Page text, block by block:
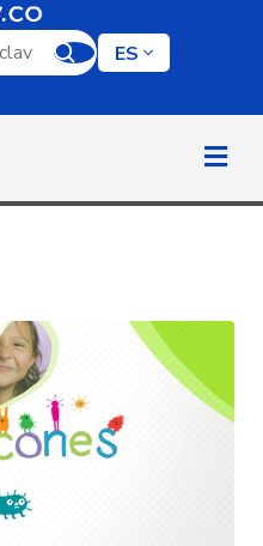
palabra clave
ES